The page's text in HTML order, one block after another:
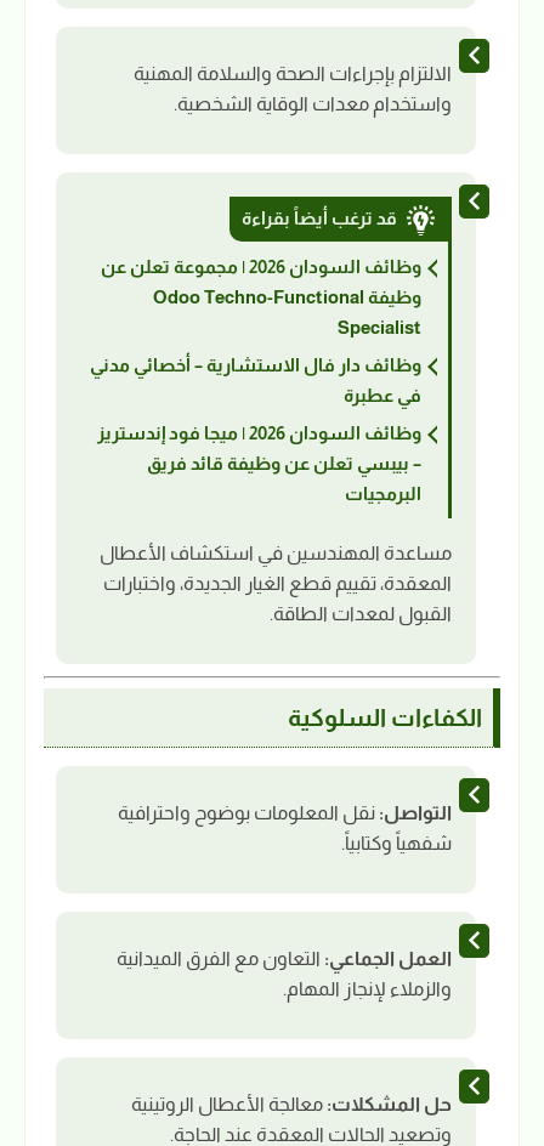
الالتزام بإجراءات الصحة والسلامة المهنية
واستخدام معدات الوقاية الشخصية.
قد ترغب أيضاً بقراءة
وظائف السودان 2026 | مجموعة تعلن عن
وظيفة Odoo Techno-Functional
Specialist
وظائف دار فال الاستشارية – أخصائي مدني
في عطبرة
وظائف السودان 2026 | ميجا فود إندستريز
– بيبسي تعلن عن وظيفة قائد فريق
البرمجيات
مساعدة المهندسين في استكشاف الأعطال
المعقدة، تقييم قطع الغيار الجديدة، واختبارات
القبول لمعدات الطاقة.
الكفاءات السلوكية
التواصل: نقل المعلومات بوضوح واحترافية
شفهياً وكتابياً.
العمل الجماعي: التعاون مع الفرق الميدانية
والزملاء لإنجاز المهام.
حل المشكلات: معالجة الأعطال الروتينية
وتصعيد الحالات المعقدة عند الحاجة.